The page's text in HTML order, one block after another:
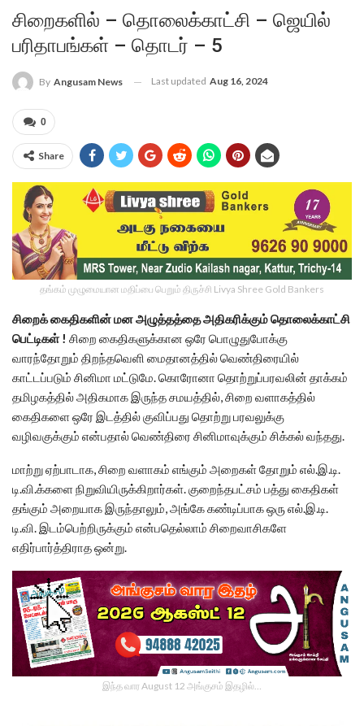
சிறைகளில் – தொலைக்காட்சி – ஜெயில்
பரிதாபங்கள் – தொடர் – 5
By Angusam News Last updated Aug 16, 2024
0
Share
தங்கம் முழுமையான மதிப்பை பெறும் திருச்சி Livya Shree Gold Bankers
சிறைக் கைதிகளின் மன அழுத்தத்தை அதிகரிக்கும் தொலைக்காட்சி
பெட்டிகள் ! சிறை கைதிகளுக்கான ஒரே பொழுதுபோக்கு
வாரந்தோறும் திறந்தவெளி மைதானத்தில் வெண்திரையில்
காட்டப்படும் சினிமா மட்டுமே. கொரோனா தொற்றுப்பரவலின் தாக்கம்
தமிழகத்தில் அதிகமாக இருந்த சமயத்தில், சிறை வளாகத்தில்
கைதிகளை ஒரே இடத்தில் குவிப்பது தொற்று பரவலுக்கு
வழிவகுக்கும் என்பதால் வெண்திரை சினிமாவுக்கும் சிக்கல் வந்தது.
மாற்று ஏற்பாடாக, சிறை வளாகம் எங்கும் அறைகள் தோறும் எல்.இ.டி.
டி.வி.க்களை நிறுவியிருக்கிறார்கள். குறைந்தபட்சம் பத்து கைதிகள்
தங்கும் அறையாக இருந்தாலும், அங்கே கண்டிப்பாக ஒரு எல்.இ.டி.
டி.வி. இடம்பெற்றிருக்கும் என்பதெல்லாம் சிறைவாசிகளே
எதிர்பார்த்திராத ஒன்று.
இந்த வார August 12 அங்குசம் இதழில்…